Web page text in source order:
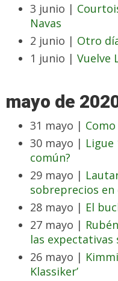
3 junio |
Navas
2 junio | Otro
1 junio | Vuelve
mayo de
31 mayo |
30 mayo | Ligue
común?
29 mayo |
sobreprecios en
28 mayo | El
27 mayo |
las expectativas
26 mayo |
Klassiker’